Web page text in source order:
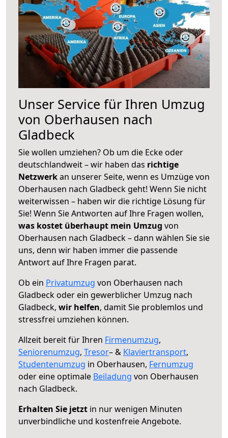
Unser Service für Ihren Umzug
von Oberhausen nach
Gladbeck
Sie wollen umziehen? Ob um die Ecke oder
deutschlandweit – wir haben das richtige
Netzwerkan unserer Seite, wenn es Umzüge von
Oberhausen nach Gladbeck geht! Wenn Sie nicht
weiterwissen – haben wir die richtige Lösung für
Sie! Wenn Sie Antworten auf Ihre Fragen wollen,
was kostet überhaupt mein Umzug von
Oberhausen nach Gladbeck – dann wählen Sie sie
uns, denn wir haben immer die passende
Antwort auf Ihre Fragen parat.
Ob ein Privatumzug von Oberhausen nach
Gladbeck oder ein gewerblicher Umzug nach
Gladbeck, wir helfen, damit Sie problemlos und
stressfrei umziehen können.
Allzeit bereit für Ihren Firmenumzug,
Seniorenumzug, Tresor– & Klaviertransport,
Studentenumzug in Oberhausen, Fernumzug
oder eine optimale Beiladung von Oberhausen
nach Gladbeck.
Erhalten Sie jetzt in nur wenigen Minuten
unverbindliche und kostenfreie Angebote.